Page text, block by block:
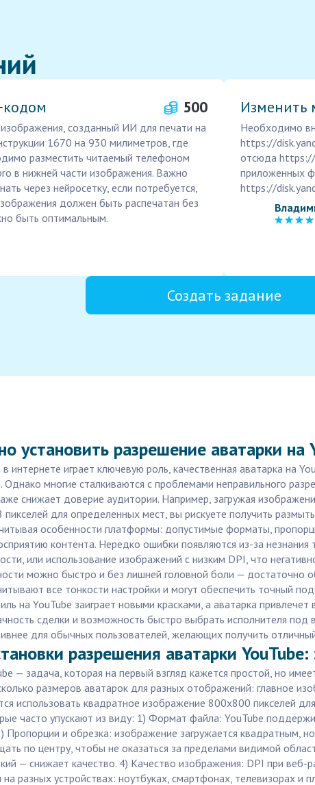
500
созданный ИИ для печати на
1670 на 930 милиметров, где
разместить читаемый телефоном
в нижней части изображения. Важно
через нейросетку, если потребуется,
должен быть распечатан без
быть оптимальным.
Изменить
Необходимо
https://
отсюда https://
приложенных
https://
Создать задание
установить разрешение аватарки на
в интернете играет ключевую роль, качественная аватарка на
Однако многие сталкиваются с проблемами неправильного
снижает доверие аудитории. Например, загружая
для определенных мест, вы рискуете получить
особенности платформы: допустимые форматы,
контента. Нередко ошибки появляются из-за
или использование изображений с низким DPI, что
можно быстро и без лишней головной боли — достаточно
все тонкости настройки и могут обеспечить точный
на YouTube заиграет новыми красками, а аватарка
сделки и возможность быстро выбрать исполнителя
для обычных пользователей, желающих получить
разрешения аватарки YouTube:
— задача, которая на первый взгляд кажется простой, но
размеров аватарок для разных отображений: главное
использовать квадратное изображение 800x800 пикселей
часто упускают из виду: 1) Формат файла: YouTube
и обрезка: изображение загружается квадратным,
по центру, чтобы не оказаться за пределами видимой
— снижает качество. 4) Качество изображения: DPI при
разных устройствах: ноутбуках, смартфонах, телевизорах и